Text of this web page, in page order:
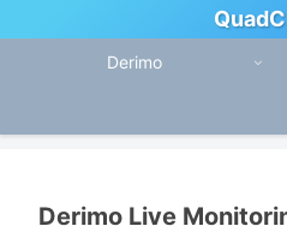
Derimo
Derimo Live